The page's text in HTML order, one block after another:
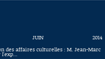
JUIN
2014
des affaires culturelles : M. Jean-Marc
l'exp...